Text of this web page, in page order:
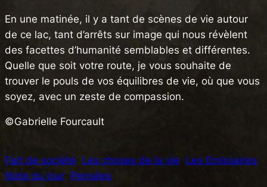
En une matinée, il y a tant de scènes de vie autour
de ce lac, tant d’arrêts sur image qui nous révèlent
des facettes d’humanité semblables et différentes.
Quelle que soit votre route, je vous souhaite de
trouver le pouls de vos équilibres de vie, où que vous
soyez, avec un zeste de compassion.
©Gabrielle Fourcault
Fait de société Les choses de la vie Les Emissaires
Note du jour Pensées